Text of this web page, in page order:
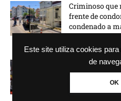
Este site utiliza cookies
de
OK
Criminoso que
frente de
condenado a
Stok Center:
nova filial de
-